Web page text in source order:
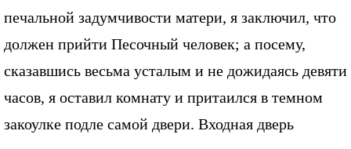
печальной задумчивости матери, я заключил, что
должен прийти Песочный человек; а посему,
сказавшись весьма усталым и не дожидаясь девяти
часов, я оставил комнату и притаился в темном
закоулке подле самой двери. Входная дверь